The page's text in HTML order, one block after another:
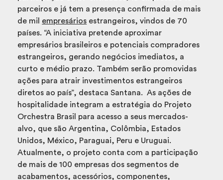
parceiros e já tem a presença confirmada de mais
de mil empresários estrangeiros, vindos de 70
países. “A iniciativa pretende aproximar
empresários brasileiros e potenciais compradores
estrangeiros, gerando negócios imediatos, a
curto e médio prazo. Também serão promovidas
ações para atrair investimentos estrangeiros
diretos ao país”, destaca Santana. As ações de
hospitalidade integram a estratégia do Projeto
Orchestra Brasil para acesso a seus mercados-
alvo, que são Argentina, Colômbia, Estados
Unidos, México, Paraguai, Peru e Uruguai.
Atualmente, o projeto conta com a participação
de mais de 100 empresas dos segmentos de
acabamentos, acessórios, componentes,